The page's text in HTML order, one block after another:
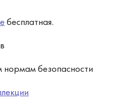
бесплатная.
нормам безопасности